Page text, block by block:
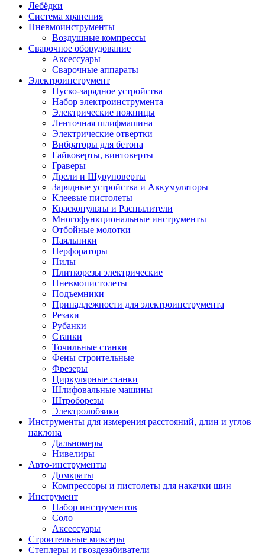
Лебёдки
Система хранения
Пневмоинструменты
Воздушные компрессы
Сварочное оборудование
Аксессуары
Сварочные аппараты
Электроинструмент
Пуско-зарядное устройства
Набор электроинструмента
Электрические ножницы
Ленточная шлифмашина
Электрические отвертки
Вибраторы для бетона
Гайковерты, винтоверты
Граверы
Дрели и Шуруповерты
Зарядные устройства и Аккумуляторы
Клеевые пистолеты
Краскопульты и Распылители
Многофункциональные инструменты
Отбойные молотки
Паяльники
Перфораторы
Пилы
Плиткорезы электрические
Пневмопистолеты
Подъемники
Принадлежности для электроинструмента
Резаки
Рубанки
Станки
Точильные станки
Фены строительные
Фрезеры
Циркулярные станки
Шлифовальные машины
Штроборезы
Электролобзики
Инструменты для измерения расстояний, длин и углов
наклона
Дальномеры
Нивелиры
Авто-инструменты
Домкраты
Компрессоры и пистолеты для накачки шин
Инструмент
Набор инструментов
Соло
Аксессуары
Строительные миксеры
Степлеры и гвоздезабиватели